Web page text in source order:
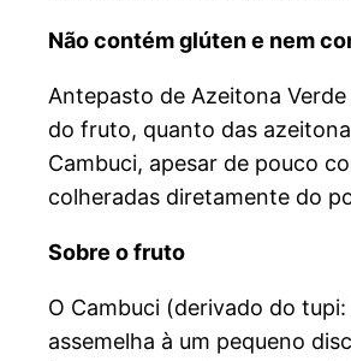
Não contém glúten e nem
Antepasto de Azeitona
do fruto, quanto das
Cambuci, apesar de pouco
colheradas diretamente do
Sobre o fruto
O Cambuci (derivado do
assemelha à um pequeno